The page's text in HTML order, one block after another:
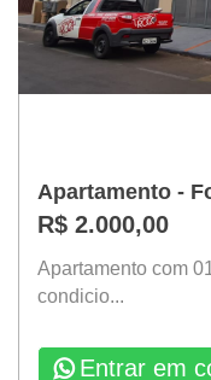
Apartamento -
R$ 2.000,00
Apartamento com
condicio...
Entrar em